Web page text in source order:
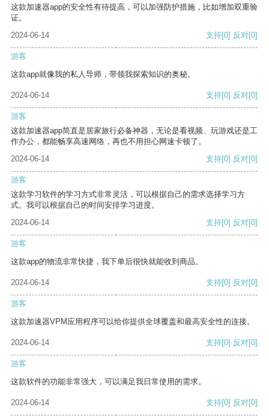
这款加速器app的安全性有待提高，可以加强防护措施，比如增加双重验
证。
2024-06-14
支持[0] 反对[0]
游客
这款app就像我的私人导师，带领我探索知识的奥秘。
2024-06-14 支持[0] 反对[0]
游客
这款加速器app简直是居家旅行必备神器，无论是看视频、玩游戏还是工
作办公，都能畅享高速网络，再也不用担心网速卡顿了。
2024-06-14
支持[0] 反对[0]
游客
这款学习软件的学习方式非常灵活，可以根据自己的需求选择学习方
式。我可以根据自己的时间安排学习进度。
2024-06-14
支持[0] 反对[0]
游客
这款app的物流非常快捷，我下单后很快就能收到商品。
2024-06-14 支持[0] 反对[0]
游客
这款加速器VPM应用程序可以给你提供全球覆盖和最高安全性的连接。
2024-06-14 支持[0] 反对[0]
游客
这款软件的功能非常强大，可以满足我日常使用的需求。
2024-06-14 支持[0] 反对[0]